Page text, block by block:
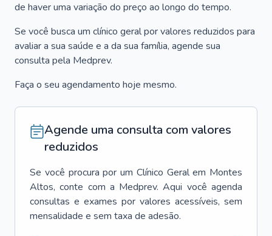
de haver uma variação do preço ao longo do tempo.
Se você busca um clínico geral por valores reduzidos para
avaliar a sua saúde e a da sua família, agende sua
consulta pela Medprev.
Faça o seu agendamento hoje mesmo.
Agende uma consulta com valores
reduzidos
Se você procura por um Clínico Geral em Montes
Altos, conte com a Medprev. Aqui você agenda
consultas e exames por valores acessíveis, sem
mensalidade e sem taxa de adesão.